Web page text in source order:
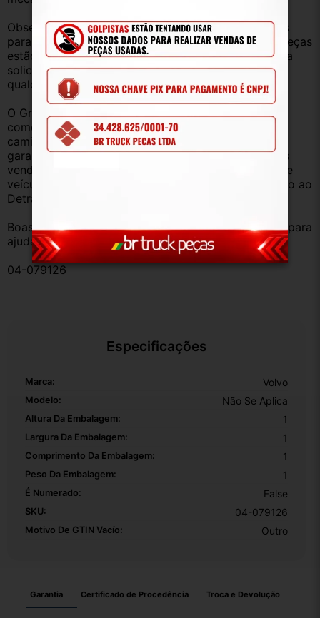
Observação: Considerando que recebemos veículos
para retirada de peças diariamente, nem todas as peças
estão anunciadas, desta forma, fique à vontade para
solicitar qualquer peça, de qualquer veículo, em
qualquer um de nossos anúncios.
O Grupo Br Truck Peças está há 25 anos
comercializando peças para caminhões, vans,
caminhonetes, automóveis e utilitários. Todas com
garantia de procedência e funcionamento. Produtos
vendidos somente com Nota Fiscal e proveniente de
veículo sucata – TODOS devidamente baixados junto ao
Detran.
Boas compras e sempre que precisar estamos aqui para
ajudar!
04-079126
Especificações
Marca: Volvo
Modelo: Não Se Aplica
Altura Da Embalagem: 1
Largura Da Embalagem: 1
Comprimento Da Embalagem: 1
Peso Da Embalagem: 1
É Numerado: False
SKU: 04-079126
Motivo De GTIN Vacío: Outro
Garantia Certificado de Procedência Troca e Devolução